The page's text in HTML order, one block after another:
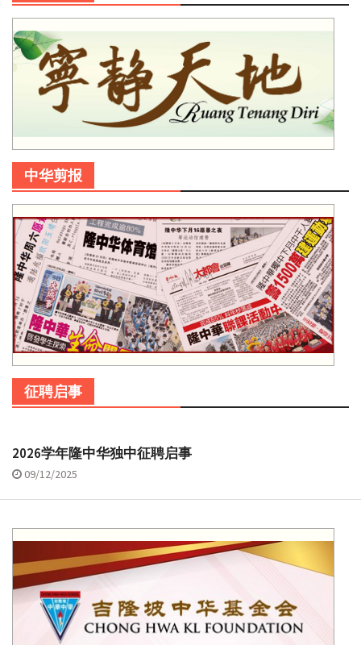
中华剪报
征聘启事
2026学年隆中华独中征聘启事
09/12/2025